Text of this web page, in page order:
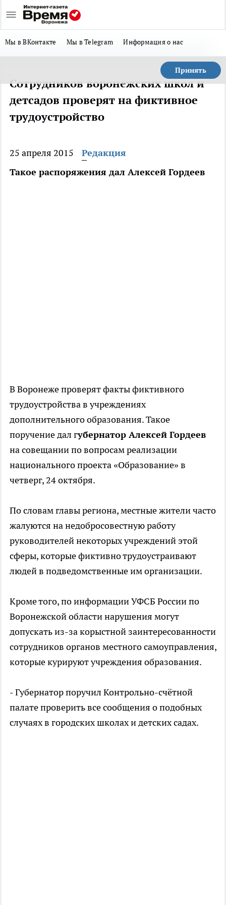
Мы в ВКонтакте Мы в Telegram Информация о нас
Принять
Сотрудников воронежских школ и
детсадов проверят на фиктивное
трудоустройство
25 апреля 2015
Редакция
Такое распоряжения дал Алексей Гордеев
В Воронеже проверят факты фиктивного
трудоустройства в учреждениях
дополнительного образования. Такое
поручение дал губернатор Алексей Гордеев
на совещании по вопросам реализации
национального проекта «Образование» в
четверг, 24 октября.
По словам главы региона, местные жители часто
жалуются на недобросовестную работу
руководителей некоторых учреждений этой
сферы, которые фиктивно трудоустраивают
людей в подведомственные им организации.
Кроме того, по информации УФСБ России по
Воронежской области нарушения могут
допускать из-за корыстной заинтересованности
сотрудников органов местного самоуправления,
которые курируют учреждения образования.
- Губернатор поручил Контрольно-счётной
палате проверить все сообщения о подобных
случаях в городских школах и детских садах.